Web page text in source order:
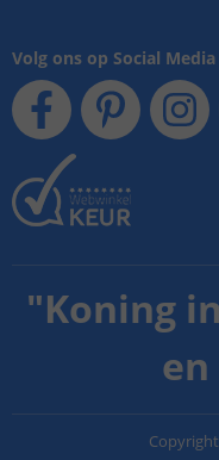
Volg ons op Social Media
"Koning
Copyright